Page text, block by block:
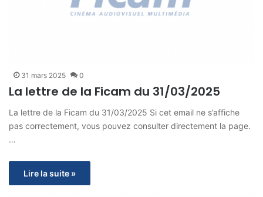
31 mars 2025 0
La lettre de la Ficam du 31/03/2025
La lettre de la Ficam du 31/03/2025 Si cet email ne s’affiche
pas correctement, vous pouvez consulter directement la page.
…
Lire la suite »